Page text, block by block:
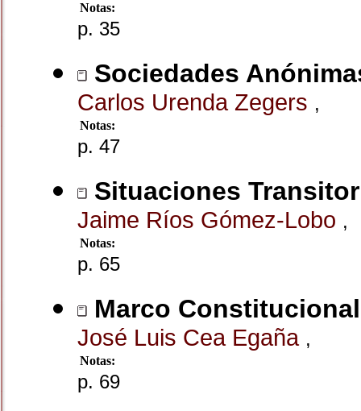
Notas:
p. 35
Sociedades
Carlos Urenda Zegers ,
Notas:
p. 47
Situaciones
Jaime Ríos Gómez-Lobo ,
Notas:
p. 65
Marco
José Luis Cea Egaña ,
Notas:
p. 69